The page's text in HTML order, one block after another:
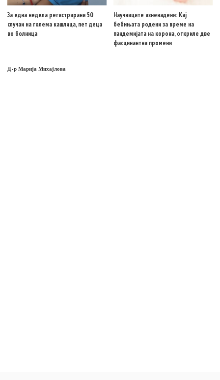
За една недела регистрирани 50
случаи на голема кашлица, пет деца
во болница
Научниците изненадени: Кај
бебињата родени за време на
пандемијата на корона, откриле две
фасцинантни промени
Д-р Марија Михајлова